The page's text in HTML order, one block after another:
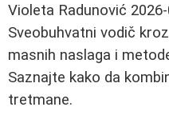
Violeta Radunović
Sveobuhvatni vodič
masnih naslaga i
Saznajte kako da
tretmane.